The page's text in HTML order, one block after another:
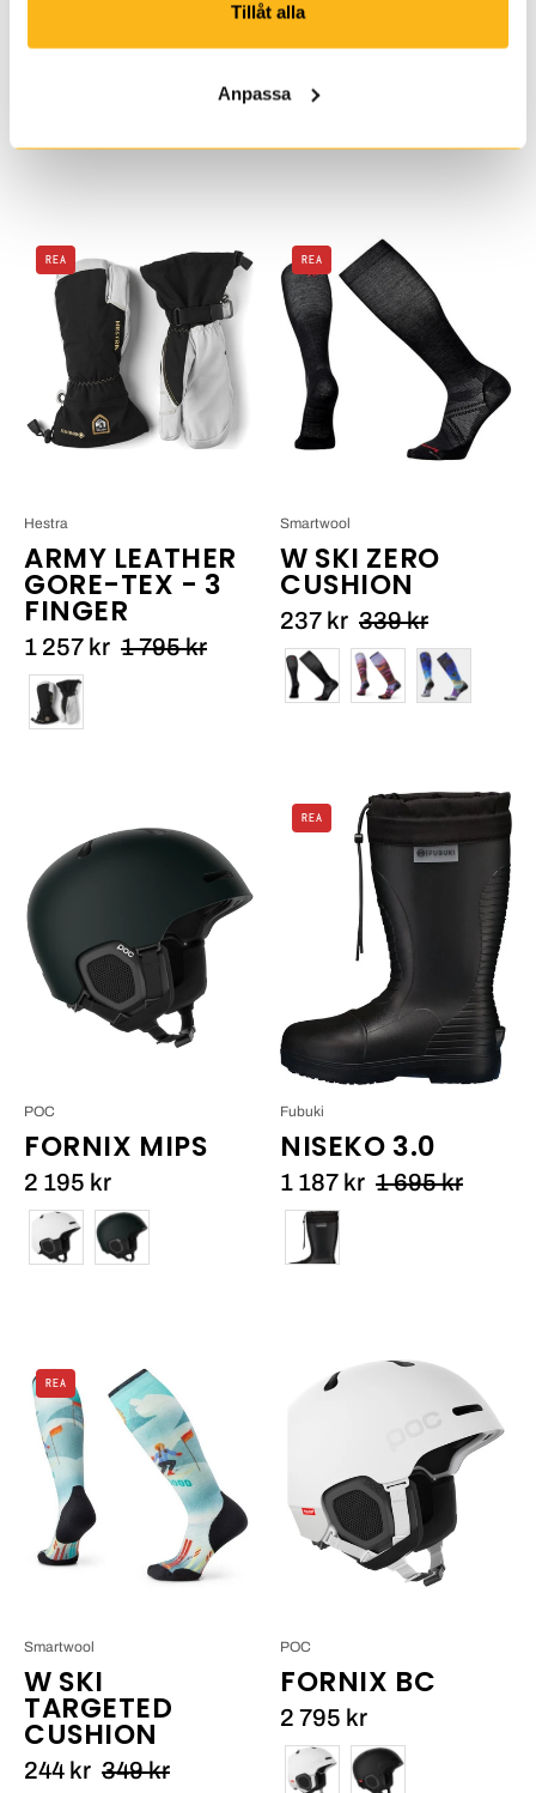
Tillåt alla
Anpassa
MOD1 PRO
Färg
Hestra
Army
Leather
Gore-
Tex
-
3
REA
ARMY LEATHER
GORE-TEX - 3
FINGER
Hestra
1 257 kr 1 795 kr
Färg
Smartwool
W
Ski
Zero
Cushion_2
REA
W SKI ZERO
CUSHION
Smartwool
237 kr 339 kr
Färg
Fornix
FORNIX MIPS
POC
2 195 kr
Färg
Fubuki
Niseko
REA
NISEKO 3.0
Fubuki
1 187 kr 1 695 kr
Färg
Smartwool
W
Ski
Targeted
Cushion_1
REA
W SKI
TARGETED
CUSHION
Smartwool
244 kr 349 kr
Fornix
FORNIX BC
POC
2 795 kr
Färg